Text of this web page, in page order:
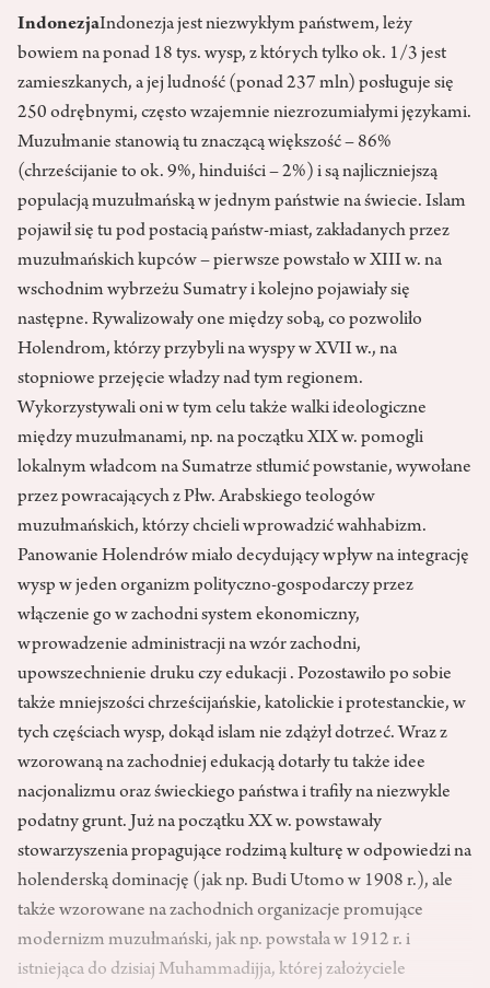
IndonezjaIndonezja jest niezwykłym państwem, leży
bowiem na ponad 18 tys. wysp, z których tylko ok. 1/3 jest
zamieszkanych, a jej ludność (ponad 237 mln) posługuje się
250 odrębnymi, często wzajemnie niezrozumiałymi językami.
Muzułmanie stanowią tu znaczącą większość – 86%
(chrześcijanie to ok. 9%, hinduiści – 2%) i są najliczniejszą
populacją muzułmańską w jednym państwie na świecie. Islam
pojawił się tu pod postacią państw-miast, zakładanych przez
muzułmańskich kupców – pierwsze powstało w XIII w. na
wschodnim wybrzeżu Sumatry i kolejno pojawiały się
następne. Rywalizowały one między sobą, co pozwoliło
Holendrom, którzy przybyli na wyspy w XVII w., na
stopniowe przejęcie władzy nad tym regionem.
Wykorzystywali oni w tym celu także walki ideologiczne
między muzułmanami, np. na początku XIX w. pomogli
lokalnym władcom na Sumatrze stłumić powstanie, wywołane
przez powracających z Płw. Arabskiego teologów
muzułmańskich, którzy chcieli wprowadzić wahhabizm.
Panowanie Holendrów miało decydujący wpływ na integrację
wysp w jeden organizm polityczno-gospodarczy przez
włączenie go w zachodni system ekonomiczny,
wprowadzenie administracji na wzór zachodni,
upowszechnienie druku czy edukacji . Pozostawiło po sobie
także mniejszości chrześcijańskie, katolickie i protestanckie, w
tych częściach wysp, dokąd islam nie zdążył dotrzeć. Wraz z
wzorowaną na zachodniej edukacją dotarły tu także idee
nacjonalizmu oraz świeckiego państwa i trafiły na niezwykle
podatny grunt. Już na początku XX w. powstawały
stowarzyszenia propagujące rodzimą kulturę w odpowiedzi na
holenderską dominację (jak np. Budi Utomo w 1908 r.), ale
także wzorowane na zachodnich organizacje promujące
modernizm muzułmański, jak np. powstała w 1912 r. i
istniejąca do dzisiaj Muhammadijja, której założyciele